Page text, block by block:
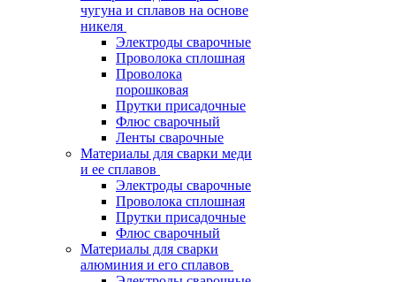
чугуна и сплавов на основе
никеля
Электроды сварочные
Проволока сплошная
Проволока
порошковая
Прутки присадочные
Флюс сварочный
Ленты сварочные
Материалы для сварки меди
и ее сплавов
Электроды сварочные
Проволока сплошная
Прутки присадочные
Флюс сварочный
Материалы для сварки
алюминия и его сплавов